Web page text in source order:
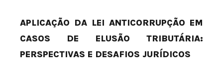
APLICAÇÃO DA LEI ANTICORRUPÇÃO EM
CASOS DE ELUSÃO TRIBUTÁRIA:
PERSPECTIVAS E DESAFIOS JURÍDICOS